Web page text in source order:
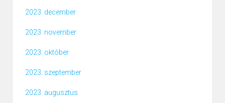
2023. december
2023. november
2023. október
2023. szeptember
2023. augusztus